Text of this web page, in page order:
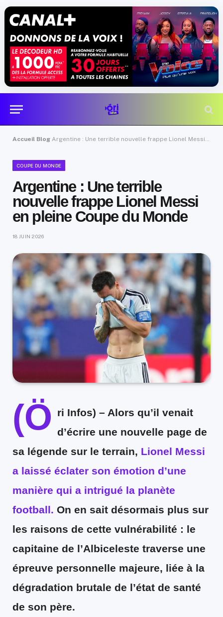
Accueil Blog Argentine : Une terrible nouvelle frappe Lionel Messi en pleine Coupe du Monde
COUPE DU MONDE
Argentine : Une terrible
nouvelle frappe Lionel Messi
en pleine Coupe du Monde
18 JUIN 2026
(Ö ri Infos) – Alors qu’il venait
d’écrire une nouvelle page de
sa légende sur le terrain, Lionel Messi
a laissé éclater son émotion d’une
manière qui a intrigué la planète
football. On en sait désormais plus sur
les raisons de cette vulnérabilité : le
capitaine de l’Albiceleste traverse une
épreuve personnelle majeure, liée à la
dégradation brutale de l’état de santé
de son père.